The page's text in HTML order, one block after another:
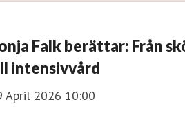
Falk berättar: Från
intensivvård
April 2026 10:00